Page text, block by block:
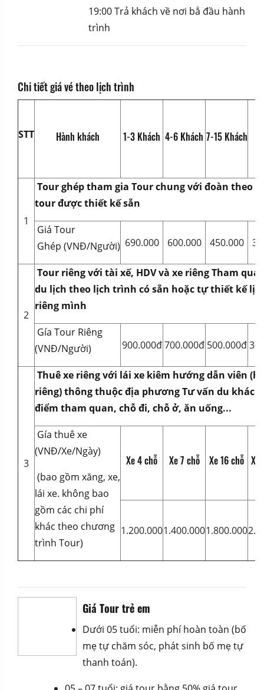
19:00 Trả khách về nơi bẳ đầu hành
trình
Chi tiết giá vé theo lịch trình
STT Hành khách 1-3 Khách 4-6 Khách 7-15 Khách
1
Tour ghép tham gia Tour chung với đoàn theo
tour được thiết kế sẵn
Giá Tour
Ghép (VNĐ/Người) 690.000 600.000 450.000
2
Tour riêng với tài xế, HDV và xe riêng Tham
du lịch theo lịch trình có sẵn hoặc tự thiết kế
riêng mình
Gía Tour Riêng
(VNĐ/Người)
900.000đ 700.000đ 500.000đ
3
Thuê xe riêng với lái xe kiêm hướng dẫn viên
riêng) thông thuộc địa phương Tư vấn du
điểm tham quan, chỗ đi, chỗ ở, ăn uống...
Gía thuê xe
(VNĐ/Xe/Ngày)
(bao gồm xăng, xe,
lái xe. không bao
gồm các chi phí
khác theo chương
trình Tour)
Xe 4 chỗ Xe 7 chỗ Xe 16 chỗ Xe
1.200.0001.400.0001.800.000
Giá Tour trẻ em
Dưới 05 tuổi: miễn phí hoàn toàn (bố
mẹ tự chăm sóc, phát sinh bố mẹ tự
thanh toán).